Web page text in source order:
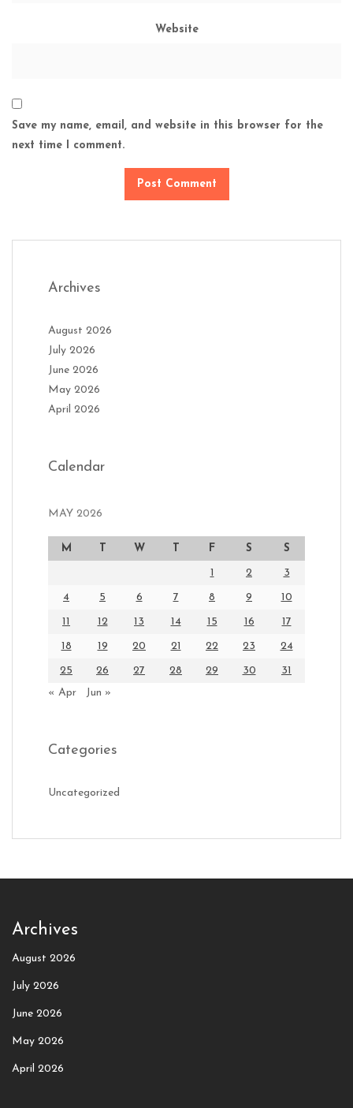
Website
Save my name, email, and website in this browser for the
next time I comment.
Archives
August 2026
July 2026
June 2026
May 2026
April 2026
Calendar
MAY 2026
M T W T F S S
1 2 3
4 5 6 7 8 9 10
11 12 13 14 15 16 17
18 19 20 21 22 23 24
25 26 27 28 29 30
31
« Apr
Jun »
Categories
Uncategorized
Archives
August 2026
July 2026
June 2026
May 2026
April 2026